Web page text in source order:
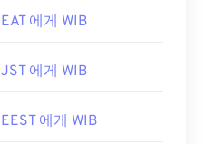
EAT 에게 WIB
JST 에게 WIB
EEST 에게 WIB